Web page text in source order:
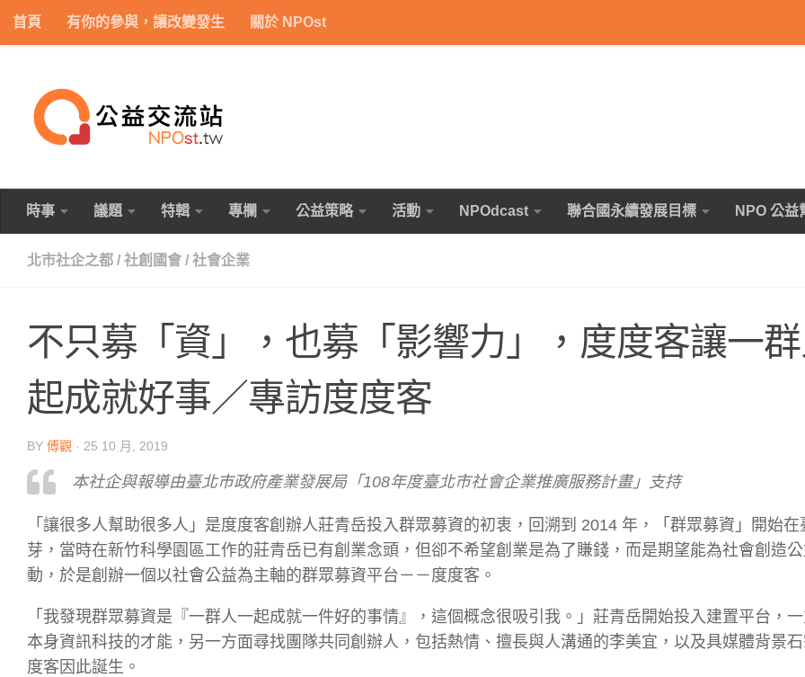
Skip to content
首頁 有你的參與，讓改變發生 關於 NPOst
時事 議題 特輯 專欄 公益策略 活動 NPOdcast 聯合國永續發展目標 NPO 公益
北市社企之都 / 社創國會 / 社會企業
不只募「資」，也募「影響力」，度度客讓一
起成就好事／專訪度度客
BY 傅觀 · 25 10 月, 2019
本社企與報導由臺北市政府產業發展局「108年度臺北市社會企業推廣服務計畫」支持
「讓很多人幫助很多人」是度度客創辦人莊青岳投入群眾募資的初衷，回溯到 2014 年，「群眾募資」開始在
芽，當時在新竹科學園區工作的莊青岳已有創業念頭，但卻不希望創業是為了賺錢，而是期望能為社會創造
動，於是創辦一個以社會公益為主軸的群眾募資平台－－度度客。
「我發現群眾募資是『一群人一起成就一件好的事情』，這個概念很吸引我。」莊青岳開始投入建置平台，
本身資訊科技的才能，另一方面尋找團隊共同創辦人，包括熱情、擅長與人溝通的李美宜，以及具媒體背景
度客因此誕生。